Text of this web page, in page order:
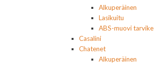
Alkuperäinen
Lasikuitu
ABS-muovi tarvike
Casalini
Chatenet
Alkuperäinen